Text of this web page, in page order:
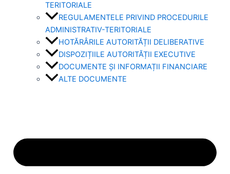
TERITORIALE
REGULAMENTELE PRIVIND PROCEDURILE
ADMINISTRATIV-TERITORIALE
HOTĂRÂRILE AUTORITĂȚII DELIBERATIVE
DISPOZIȚIILE AUTORITĂȚII EXECUTIVE
DOCUMENTE ȘI INFORMAȚII FINANCIARE
ALTE DOCUMENTE